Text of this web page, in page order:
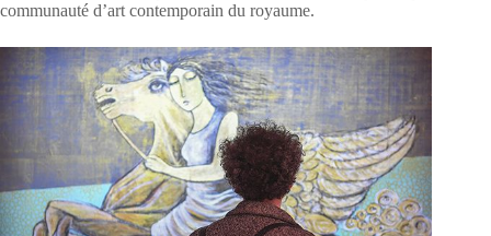
communauté d’art contemporain du royaume.